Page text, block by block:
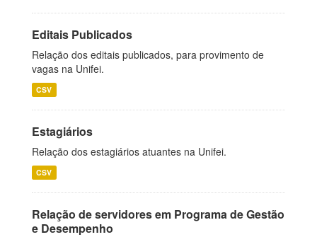
Editais Publicados
Relação dos editais publicados, para provimento de
vagas na Unifei.
CSV
Estagiários
Relação dos estagiários atuantes na Unifei.
CSV
Relação de servidores em Programa de Gestão
e Desempenho